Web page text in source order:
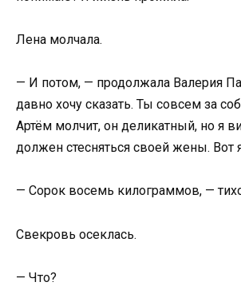
Лена молчала.
— И потом, — продолжала Валерия
давно хочу сказать. Ты совсем за
Артём молчит, он деликатный, но я
должен стесняться своей жены. Вот
— Сорок восемь килограммов, —
Свекровь осеклась.
— Что?